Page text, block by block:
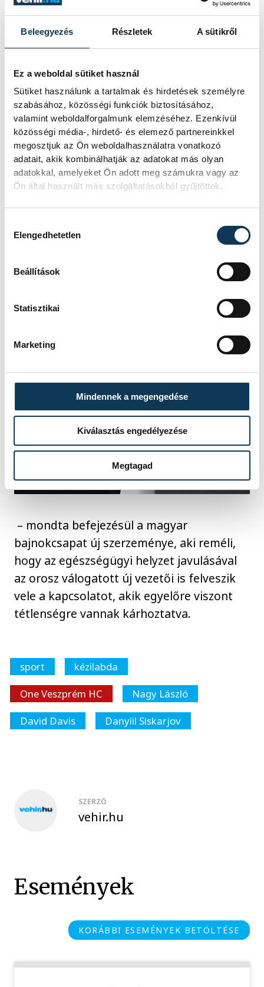
Beleegyezés Részletek A sütikről
Ez a weboldal sütiket használ
Sütiket használunk a tartalmak és hirdetések személyre
szabásához, közösségi funkciók biztosításához,
valamint weboldalforgalmunk elemzéséhez. Ezenkívül
közösségi média-, hirdető- és elemező partnereinkkel
megosztjuk az Ön weboldalhasználatra vonatkozó
adatait, akik kombinálhatják az adatokat más olyan
adatokkal, amelyeket Ön adott meg számukra vagy az
Ön által használt más szolgáltatásokból gyűjtöttek.
Elengedhetetlen
Beállítások
Statisztikai
Marketing
Mindennek a megengedése
Kiválasztás engedélyezése
Megtagad
oszlopos tagja volt, azzal
biztatott, hogy a Telekom
aligha kötelezhettem volna el
magamat. Menj és harcolj,
meglátod, a közönség
melletted lesz, ez volt a
tanácsa
– mondta befejezésül a magyar
bajnokcsapat új szerzeménye, aki reméli,
hogy az egészségügyi helyzet javulásával
az orosz válogatott új vezetői is felveszik
vele a kapcsolatot, akik egyelőre viszont
tétlenségre vannak kárhoztatva.
sport
kézilabda
One Veszprém HC
Nagy László
David Davis
Danyiil Siskarjov
SZERZŐ
vehir.hu
Események
KORÁBBI ESEMÉNYEK BETÖLTÉSE